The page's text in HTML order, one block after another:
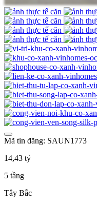
Mã tin đăng: SAUN1773
14,43 tỷ
5 tầng
Tây Bắc